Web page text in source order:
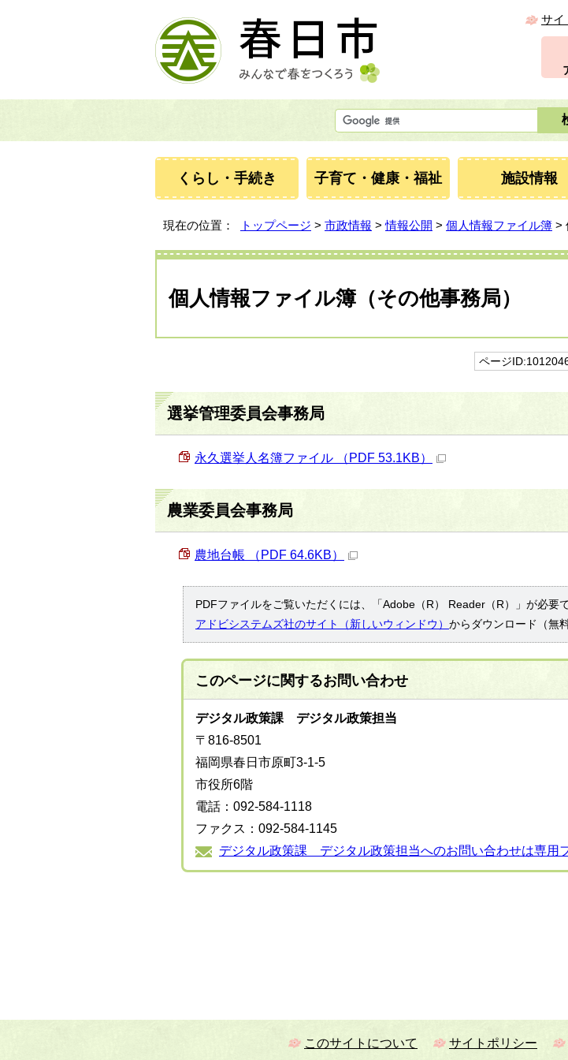
サイ
くらし・手続き 子育て・健康・福祉 施設情報
現在の位置： トップページ > 市政情報 >情報公開 > 個人情報ファイル簿 >
個人情報ファイル簿（その他事務局）
ページ
選挙管理委員会事務局
永久選挙人名簿ファイル （PDF 53.1KB）
農業委員会事務局
農地台帳 （PDF 64.6KB）
PDFファイルをご覧いただくには、「Adobe（R） Reader（R）」が必要
アドビシステムズ社のサイト（新しいウィンドウ） からダウンロード（無
このページに関するお問い合わせ
デジタル政策課 デジタル政策担当
〒816-8501
福岡県春日市原町3-1-5
市役所6階
電話：092-584-1118
ファクス：092-584-1145
デジタル政策課 デジタル政策担当へのお問い合わせは専用
このサイトについて サイトポリシー